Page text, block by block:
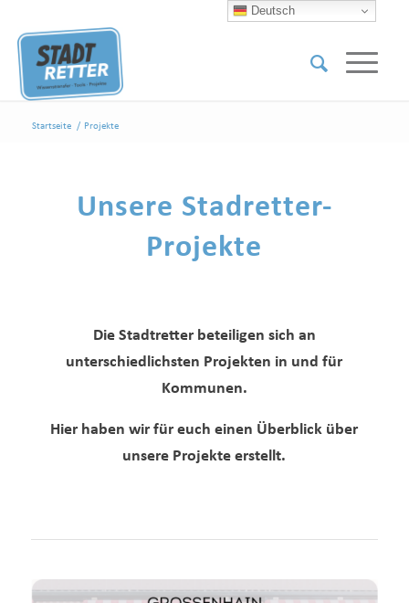
Startseite / Projekte
Unsere Stadretter-
Projekte
Die Stadtretter beteiligen sich an
unterschiedlichsten Projekten in und für
Kommunen.
Hier haben wir für euch einen Überblick über
unsere Projekte erstellt.
Deutsch